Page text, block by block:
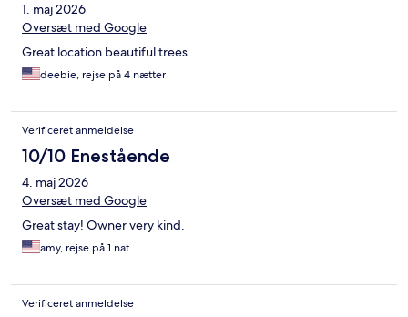
1. maj 2026
Oversæt med Google
Great location beautiful trees
deebie, rejse på 4 nætter
Verificeret anmeldelse
10/10 Enestående
4. maj 2026
Oversæt med Google
Great stay! Owner very kind.
amy, rejse på 1 nat
Verificeret anmeldelse